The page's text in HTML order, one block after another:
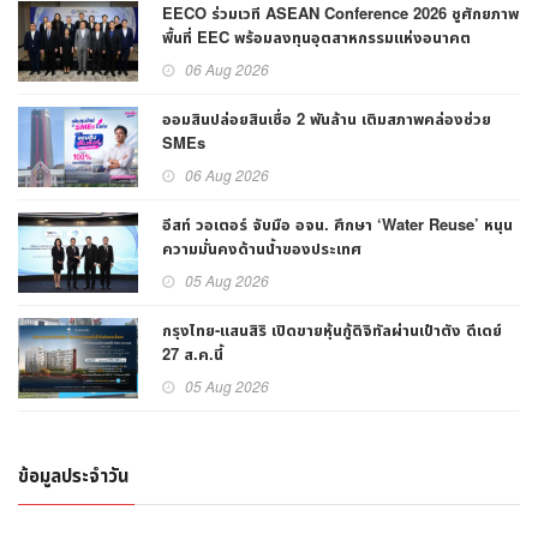
EECO ร่วมเวที ASEAN Conference 2026 ชูศักยภาพ
พื้นที่ EEC พร้อมลงทุนอุตสาหกรรมแห่งอนาคต
06 Aug 2026
ออมสินปล่อยสินเชื่อ 2 พันล้าน เติมสภาพคล่องช่วย
SMEs
06 Aug 2026
อีสท์ วอเตอร์ จับมือ อจน. ศึกษา ‘Water Reuse’ หนุน
ความมั่นคงด้านน้ำของประเทศ
05 Aug 2026
กรุงไทย-แสนสิริ เปิดขายหุ้นกู้ดิจิทัลผ่านเป๋าตัง ดีเดย์
27 ส.ค.นี้
05 Aug 2026
ข้อมูลประจำวัน